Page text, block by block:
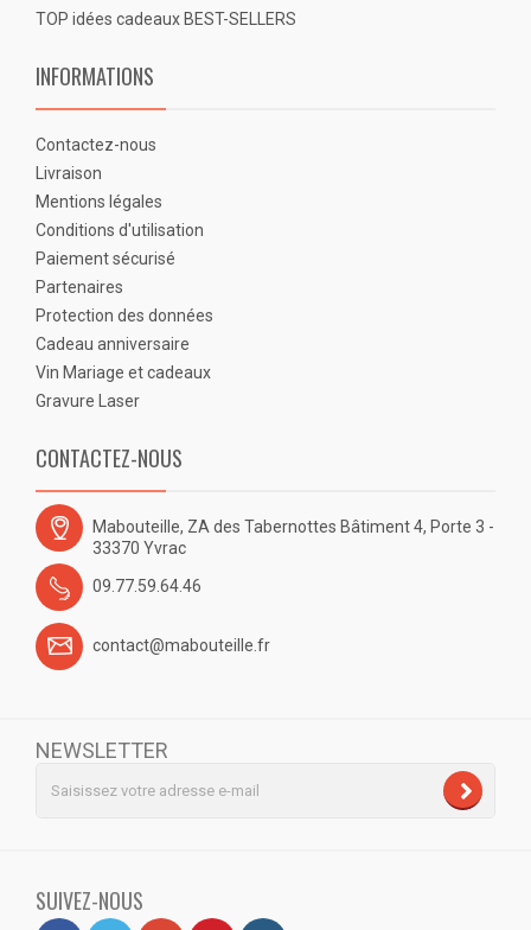
TOP idées cadeaux BEST-SELLERS
INFORMATIONS
Contactez-nous
Livraison
Mentions légales
Conditions d'utilisation
Paiement sécurisé
Partenaires
Protection des données
Cadeau anniversaire
Vin Mariage et cadeaux
Gravure Laser
CONTACTEZ-NOUS
Mabouteille, ZA des Tabernottes Bâtiment 4, Porte 3 -
33370 Yvrac
09.77.59.64.46
contact@mabouteille.fr
NEWSLETTER
SUIVEZ-NOUS